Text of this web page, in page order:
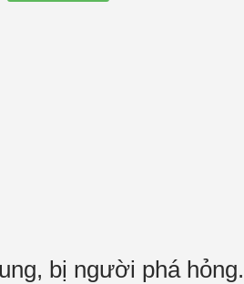
bị người phá hỏng.